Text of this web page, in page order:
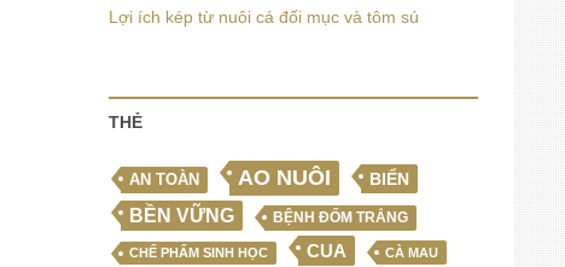
Lợi ích kép từ nuôi cá đối mục và tôm sú
THẺ
AN TOÀN AO NUÔI BIỂN
BỀN VỮNG BỆNH ĐỐM TRẮNG
CHẾ PHẨM SINH HỌC CUA CÀ MAU